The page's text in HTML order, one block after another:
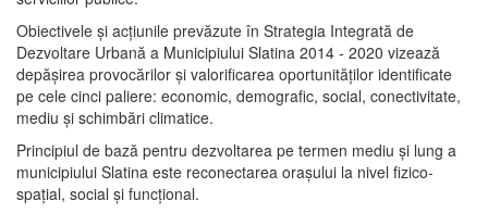
Obiectivele şi acţiunile prevăzute în Strategia Integrată de
Dezvoltare Urbană a Municipiului Slatina 2014 - 2020 vizează
depășirea provocărilor şi valorificarea oportunităţilor identificate
pe cele cinci paliere: economic, demografic, social, conectivitate,
mediu şi schimbări climatice.
Principiul de bază pentru dezvoltarea pe termen mediu şi lung a
municipiului Slatina este reconectarea oraşului la nivel fizico-
spaţial, social şi funcţional.